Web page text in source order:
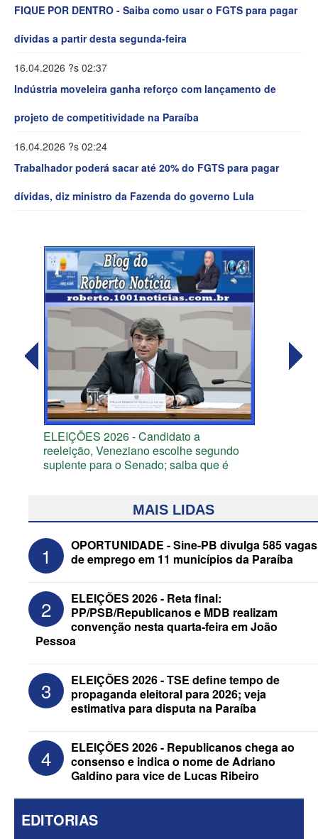
FIQUE POR DENTRO - Saiba como usar o FGTS para pagar
dívidas a partir desta segunda-feira
16.04.2026 ?s 02:37
Indústria moveleira ganha reforço com lançamento de
projeto de competitividade na Paraíba
16.04.2026 ?s 02:24
Trabalhador poderá sacar até 20% do FGTS para pagar
dívidas, diz ministro da Fazenda do governo Lula
ELEIÇÕES 2026 - Candidato a
reeleição, Veneziano escolhe segundo
suplente para o Senado; saiba que é
ELEIÇÕES 2026 - Após convenções,
confira candidatos ao Governo e ao
Senado da Paraíba
MAIS LIDAS
1
OPORTUNIDADE - Sine-PB divulga 585 vagas
de emprego em 11 municípios da Paraíba
2
ELEIÇÕES 2026 - Reta final:
PP/PSB/Republicanos e MDB realizam
convenção nesta quarta-feira em João
Pessoa
3
ELEIÇÕES 2026 - TSE define tempo de
propaganda eleitoral para 2026; veja
estimativa para disputa na Paraíba
4
ELEIÇÕES 2026 - Republicanos chega ao
consenso e indica o nome de Adriano
Galdino para vice de Lucas Ribeiro
EDITORIAS